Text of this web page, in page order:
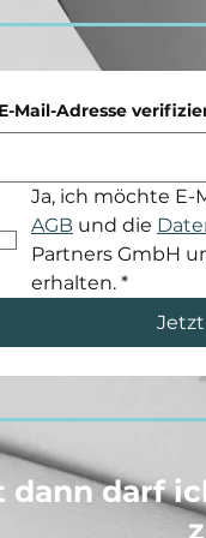
Mail-Adresse
AGB und die
Partners GmbH
erhalten. *
dann darf